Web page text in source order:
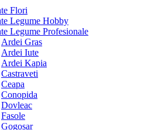
Flori
Legume Hobby
Legume Profesionale
Ardei Gras
Ardei Iute
Ardei Kapia
Castraveti
Ceapa
Conopida
Dovleac
Fasole
Gogosar